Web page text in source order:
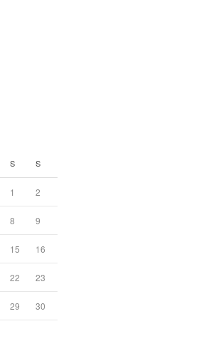
S S
1 2
8 9
15 16
22 23
29 30